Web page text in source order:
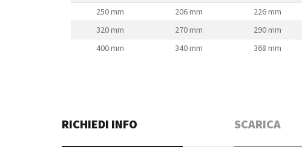
250 mm
206 mm 226 mm
320 mm
270 mm 290 mm
400 mm
340 mm 368 mm
RICHIEDI INFO SCARICA